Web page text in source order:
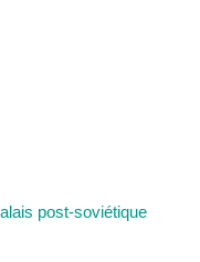
post-soviétique